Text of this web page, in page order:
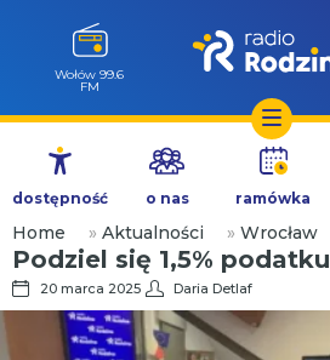
Przejdź
treści
Wołów 99.6
FM
dostępność o nas ramówka
Home » Aktualności » Wrocław
Podziel się 1,5% podatku
20 marca 2025 Daria Detlaf